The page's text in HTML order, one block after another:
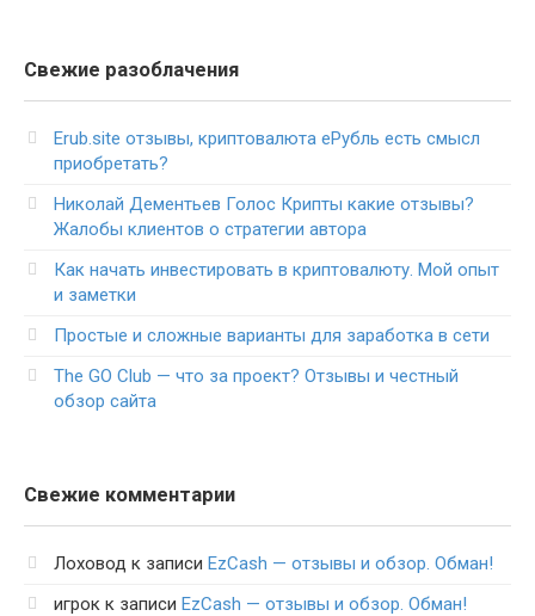
Свежие разоблачения
Erub.site отзывы, криптовалюта еРубль есть смысл
приобретать?
Николай Дементьев Голос Крипты какие отзывы?
Жалобы клиентов о стратегии автора
Как начать инвестировать в криптовалюту. Мой опыт
и заметки
Простые и сложные варианты для заработка в сети
The GO Club — что за проект? Отзывы и честный
обзор сайта
Свежие комментарии
Лоховод к записи EzCash — отзывы и обзор. Обман!
игрок к записи EzCash — отзывы и обзор. Обман!